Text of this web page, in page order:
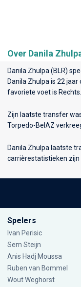
Over Danila
Danila Zhulpa (BLR)
Danila Zhulpa is 22
favoriete voet is
Zijn laatste transfer
Torpedo-BelAZ
Danila Zhulpa laatste
carrièrestatistieken zijn
Spelers
Ivan Perisic
Sem Steijn
Anis Hadj Moussa
Ruben van Bommel
Wout Weghorst